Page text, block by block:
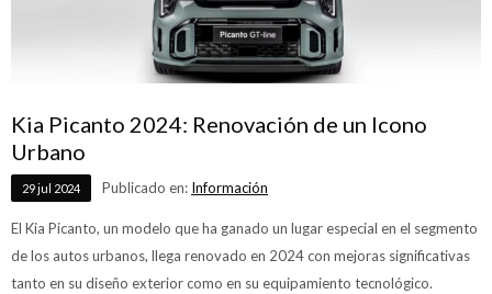
Kia Picanto 2024: Renovación de un Icono
Urbano
29jul 2024 Publicado en: Información
El Kia Picanto, un modelo que ha ganado un lugar especial en el segmento
de los autos urbanos, llega renovado en 2024 con mejoras significativas
tanto en su diseño exterior como en su equipamiento tecnológico.